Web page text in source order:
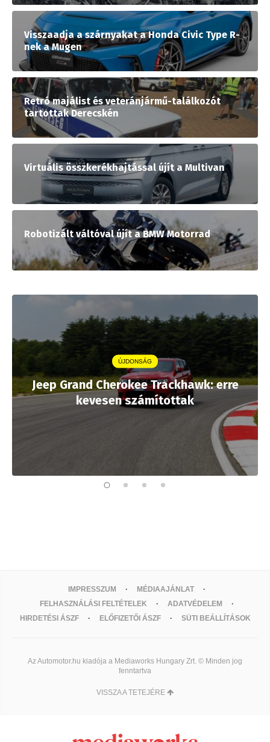
Visszaadja a szárnyakat a Honda Civic Type R-
nek a Mugen
Retró majálist és veteránjármű-találkozót
tartottak Derecskén
Virtuális összkerékhajtással újít a Multivan
Robotizált váltóval újít a BMW Motorrad
ÚJDONSÁG
Jeep Grand Cherokee Trackhawk: erre
kevesen számítottak
IMPRESSZUM
MÉDIAAJÁNLAT
FELHASZNÁLÁSI FELTÉTELEK
ADATVÉDELEM
HIRDETÉSI ÁSZF
ELŐFIZETŐI ÁSZF SÜTI BEÁLLÍTÁSOK
Az Automotor.hu kiadója a Mediaworks Hungary Zrt. © Minden jog
fenntartva
VISSZA A TETEJÉRE